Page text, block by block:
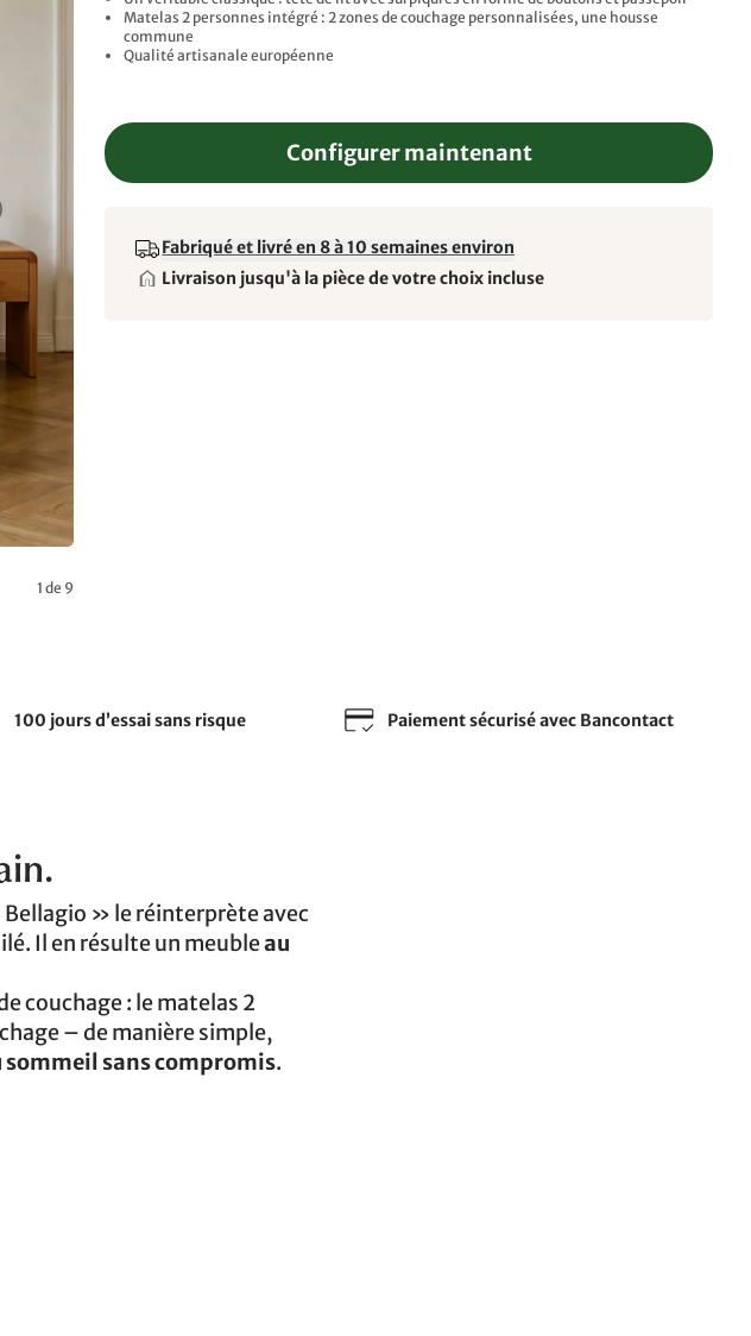
1 de 9
Matelas 2 personnes intégré : 2 zones de couchage personnalisées, une housse
commune
Qualité artisanale européenne
Configurer maintenant
Fabriqué et livré en 8 à 10 semaines environ
Livraison jusqu'à la pièce de votre choix incluse
100 jours d’essai sans risque Paiement sécurisé avec Bancontact
» le réinterprète avec
Il en résulte un meubleau
couchage : le matelas 2
– de manière simple,
sommeil sans compromis.